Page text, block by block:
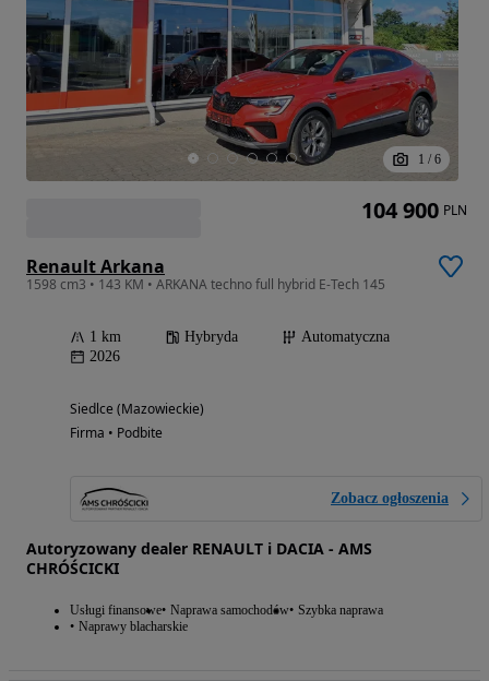
1 / 6
Renault Arkana
1598 cm3 • 143 KM • ARKANA techno full hybrid E-Tech 145
1 km Hybryda
Automatyczna
2026
Siedlce (Mazowieckie)
Firma • Podbite
Zobacz ogłoszenia
Autoryzowany dealer RENAULT i DACIA - AMS
CHRÓŚCICKI
Usługi finansowe Naprawa samochodów Szybka naprawa
Naprawy blacharskie
104 900 PLN